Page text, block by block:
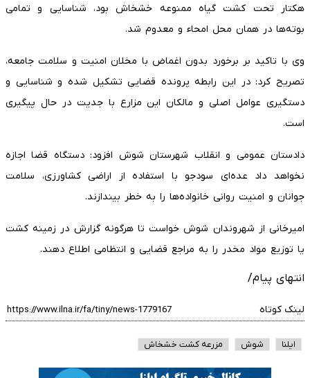
هکتار تحت کشت گیاه ممنوعه خشخاش بود، شناسایی و تمامی
بوته‌ها در همان محل امحاء و معدوم شد.
‌وی با تاکید بر برخورد بدون اغماض با مخلان امنیت و سلامت جامعه،
تصریح کرد: در این رابطه پرونده قضایی تشکیل شده و شناسایی و
دستگیری عوامل اصلی و مالکان این مزارع با جدیت در حال پیگیری
است.
دادستان عمومی و انقلاب شهرستان شوش افزود: دستگاه قضا اجازه
نخواهد داد عده‌ای سودجو با استفاده از اراضی کشاورزی، سلامت
جوانان و امنیت روانی خانواده‌ها را به خطر بیندازند.
امیرخانی از شهروندان شوش خواست تا هرگونه گزارش در زمینه کشت
یا توزیع مواد مخدر را به مراجع قضایی و انتظامی اطلاع دهند.
انتهای پیام/
لینک کوتاه
ایلنا شوش مزرعه کشت خشخاش